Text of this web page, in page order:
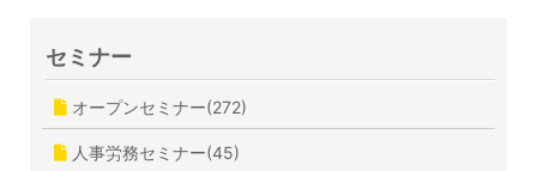
セミナー
オープンセミナー(272)
人事労務セミナー(45)